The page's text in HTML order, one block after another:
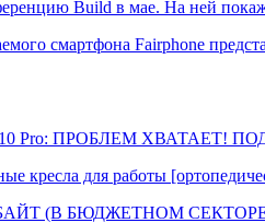
Build в мае. На ней
смартфона Fairphone
10 Pro: ПРОБЛЕМ ХВАТАЕТ!
для работы
(В БЮДЖЕТНОМ